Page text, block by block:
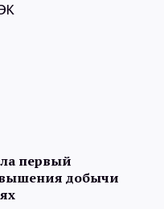
первый
добычи